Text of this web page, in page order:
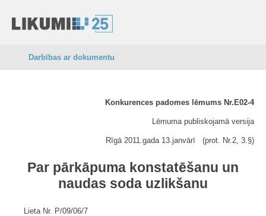
Darbības ar dokumentu
Konkurences padomes lēmums Nr.E02-4
Lēmuma publiskojamā versija
Rīgā 2011.gada 13.janvārī (prot. Nr.2, 3.§)
Par pārkāpuma konstatēšanu un
naudas soda uzlikšanu
Lieta Nr. P/09/06/7